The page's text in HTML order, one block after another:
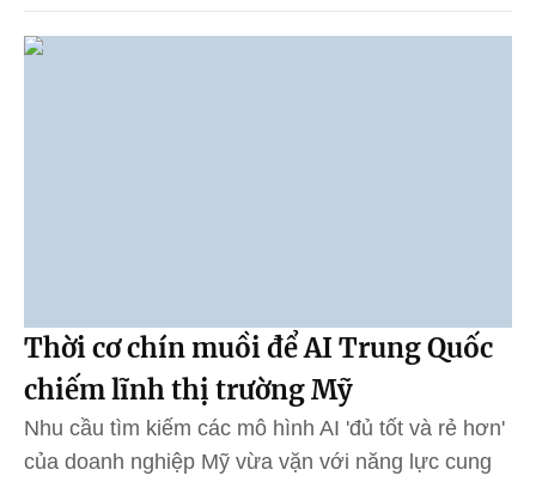
Thời cơ chín muồi để AI Trung Quốc
chiếm lĩnh thị trường Mỹ
Nhu cầu tìm kiếm các mô hình AI 'đủ tốt và rẻ hơn'
của doanh nghiệp Mỹ vừa vặn với năng lực cung